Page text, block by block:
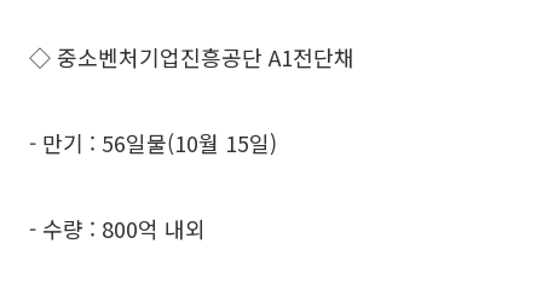
◇ 중소벤처기업진흥공단 A1전단채
- 만기 : 56일물(10월 15일)
- 수량 : 800억 내외